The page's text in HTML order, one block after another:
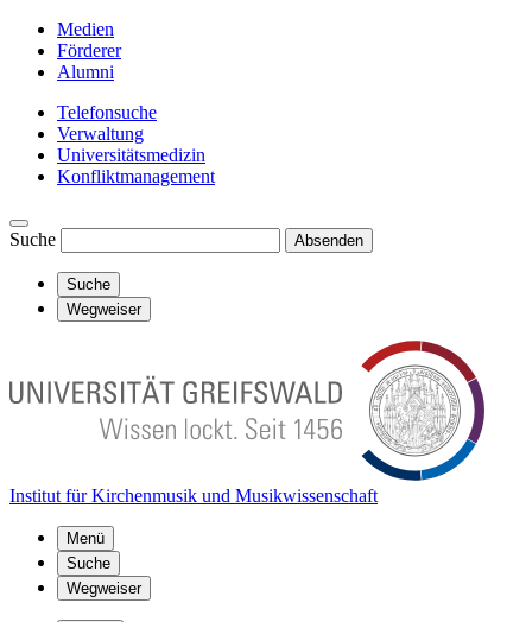
Medien
Förderer
Alumni
Telefonsuche
Verwaltung
Universitätsmedizin
Konfliktmanagement
Suche Absenden
Suche
Wegweiser
Institut für Kirchenmusik und Musikwissenschaft
Menü
Suche
Wegweiser